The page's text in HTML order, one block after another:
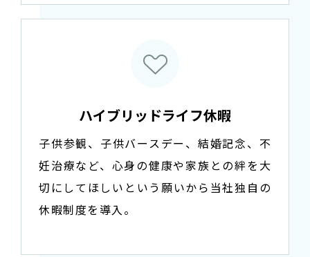
ハイブリッドライフ休暇
子供参観、子供バースデー、結婚記念、不
妊治療など、心身の健康や家族との絆を大
切にしてほしいという願いから当社独自の
休暇制度を導入。